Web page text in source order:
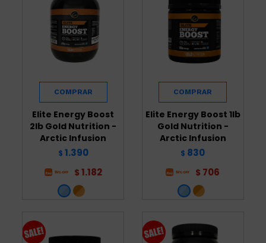
Elite Energy Boost
2lb Gold Nutrition -
Arctic Infusion
$ 1.390
$ 1.182
Elite Energy Boost 1lb
Gold Nutrition -
Arctic Infusion
$ 830
$ 706